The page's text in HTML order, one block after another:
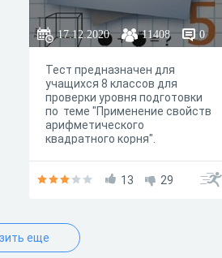
17.12.2020 11408 0
Тест предназначен для
учащихся 8 классов для
проверки уровня подготовки
по теме "Применение свойств
арифметического
квадратного корня".
13 29
еще